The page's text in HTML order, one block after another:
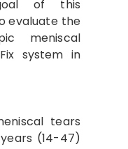
of this
evaluate the
meniscal
system in
tears
(14-47)